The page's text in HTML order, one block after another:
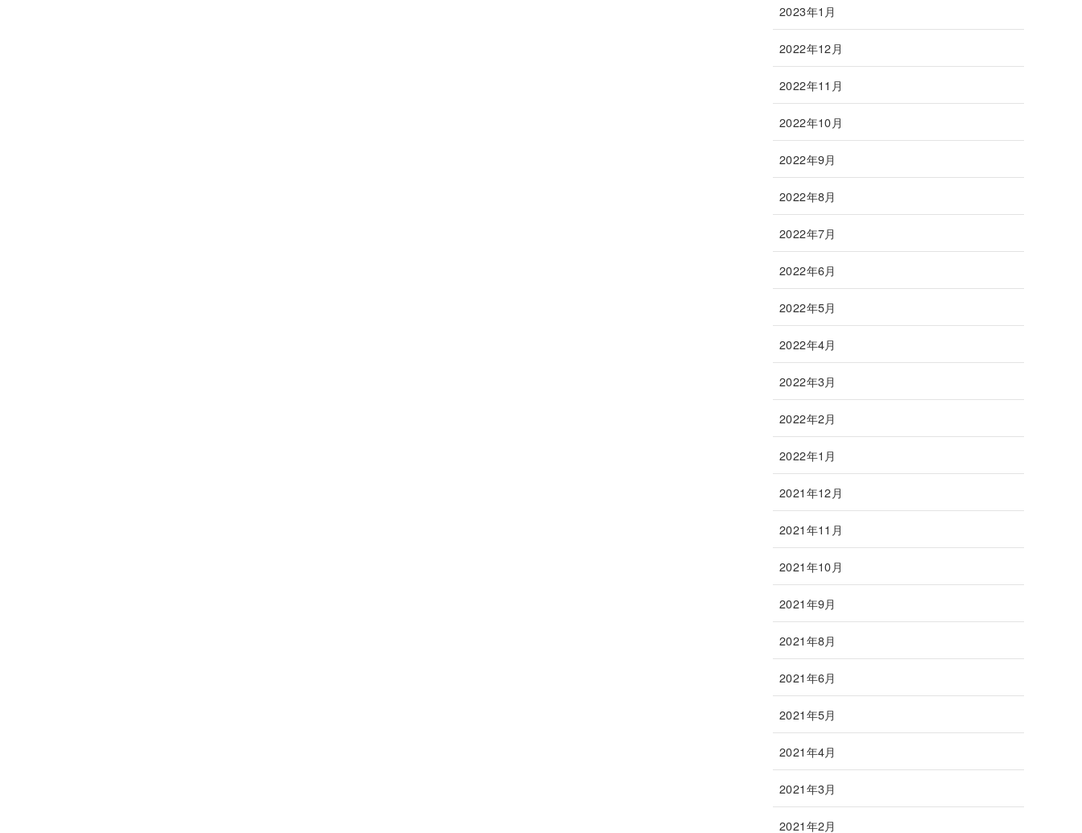
2023年1月
2022年12月
2022年11月
2022年10月
2022年9月
2022年8月
2022年7月
2022年6月
2022年5月
2022年4月
2022年3月
2022年2月
2022年1月
2021年12月
2021年11月
2021年10月
2021年9月
2021年8月
2021年6月
2021年5月
2021年4月
2021年3月
2021年2月